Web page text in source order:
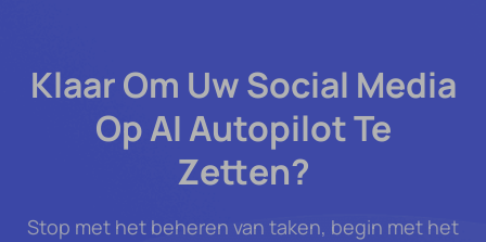
Klaar Om Uw Social Media
Op AI Autopilot Te
Zetten?
Stop met het beheren van taken, begin met het